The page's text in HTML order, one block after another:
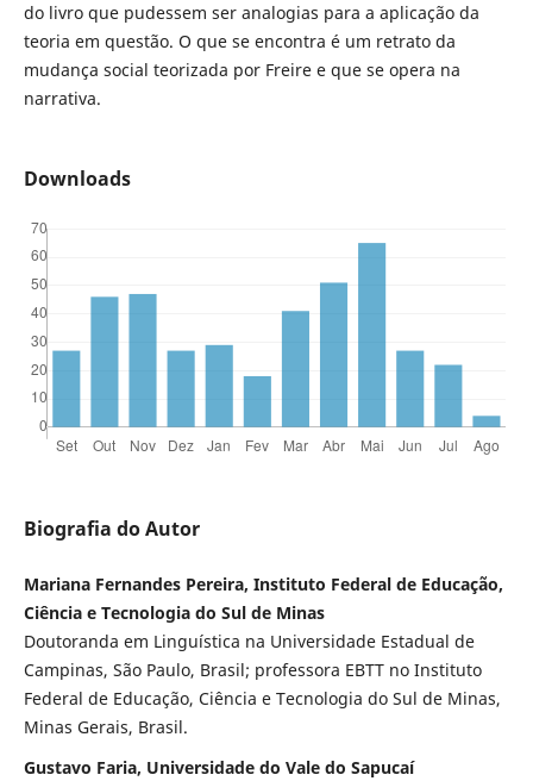
do livro que pudessem ser analogias para a aplicação da
teoria em questão. O que se encontra é um retrato da
mudança social teorizada por Freire e que se opera na
narrativa.
Downloads
Biografia do Autor
Mariana Fernandes Pereira, Instituto Federal de Educação,
Ciência e Tecnologia do Sul de Minas
Doutoranda em Linguística na Universidade Estadual de
Campinas, São Paulo, Brasil; professora EBTT no Instituto
Federal de Educação, Ciência e Tecnologia do Sul de Minas,
Minas Gerais, Brasil.
Gustavo Faria, Universidade do Vale do Sapucaí